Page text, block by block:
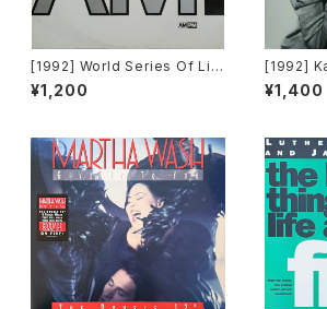
[1992] World Series Of Lif
e Featuring Claudine Nels
on – I Would Give Anything
¥1,200
[1992]
to Me /
[Warner
¥1,400